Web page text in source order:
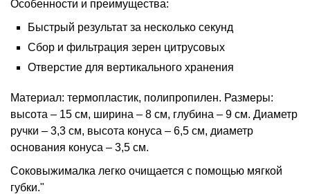
Особенности и преимущества:
Быстрый результат за несколько секунд
Сбор и фильтрация зерен цитрусовых
Отверстие для вертикального хранения
Материал: термопластик, полипропилен. Размеры:
высота – 15 см, ширина – 8 см, глубина – 9 см. Диаметр
ручки – 3,3 см, высота конуса – 6,5 см, диаметр
основания конуса – 3,5 см.
Соковыжималка легко очищается с помощью мягкой
губки."